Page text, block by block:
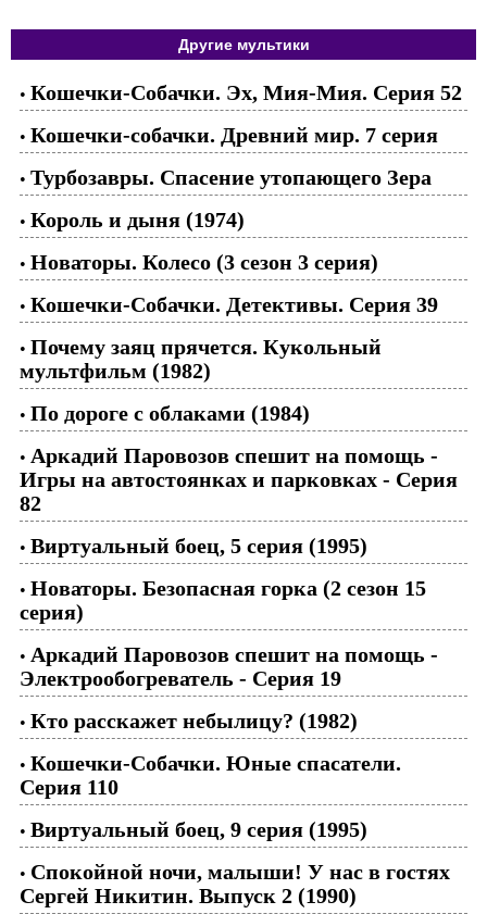
Другие мультики
• Кошечки-Собачки. Эх, Мия-Мия. Серия 52
• Кошечки-собачки. Древний мир. 7 серия
• Турбозавры. Спасение утопающего Зера
• Король и дыня (1974)
• Новаторы. Колесо (3 сезон 3 серия)
• Кошечки-Собачки. Детективы. Серия 39
• Почему заяц прячется. Кукольный
мультфильм (1982)
• По дороге с облаками (1984)
• Аркадий Паровозов спешит на помощь -
Игры на автостоянках и парковках - Серия
82
• Виртуальный боец, 5 серия (1995)
• Новаторы. Безопасная горка (2 сезон 15
серия)
• Аркадий Паровозов спешит на помощь -
Электрообогреватель - Серия 19
• Кто расскажет небылицу? (1982)
• Кошечки-Собачки. Юные спасатели.
Серия 110
• Виртуальный боец, 9 серия (1995)
• Спокойной ночи, малыши! У нас в гостях
Сергей Никитин. Выпуск 2 (1990)